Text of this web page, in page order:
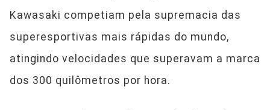
Kawasaki competiam pela supremacia das
superesportivas mais rápidas do mundo,
atingindo velocidades que superavam a marca
dos 300 quilômetros por hora.